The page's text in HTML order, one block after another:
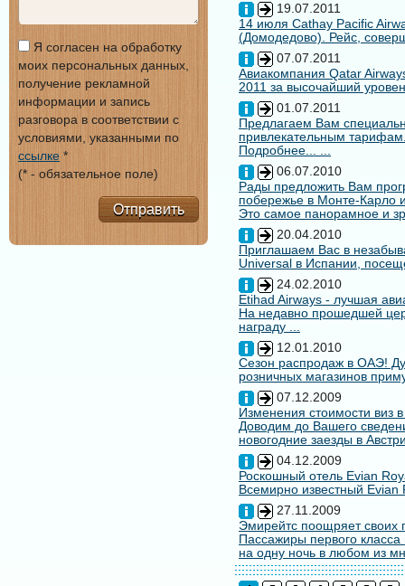
19.07.2011
14 июля Cathay Pacific
(Домодедово). Рейс,
07.07.2011
Авиакомпания Qatar
2011 за высочайший
01.07.2011
Предлагаем Вам
привлекательным
Подробнее... ...
06.07.2010
Рады предложить Вам
побережье в Монте-Карло
Это самое панорамное и
20.04.2010
Приглашаем Вас в
Universal в Испании,
24.02.2010
Etihad Airways - лучшая
На недавно прошедшей
награду ...
12.01.2010
Сезон распродаж в ОАЭ!
розничных магазинов
07.12.2009
Изменения стоимости виз
Доводим до Вашего
новогодние заезды в
04.12.2009
Роскошный отель Evian
Всемирно известный
27.11.2009
Эмирейтс поощряет своих
Пассажиры первого
на одну ночь в любом из
Я согласен на обработку
моих персональных данных,
получение рекламной
информации и запись
разговора в соответствии с
условиями, указанными по
ссылке *
(* - обязательное поле)
Отправить